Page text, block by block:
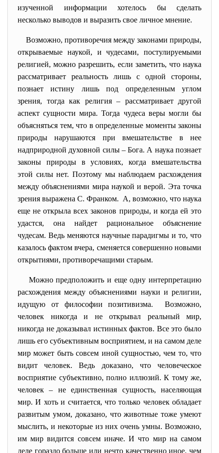
изученной информации хотелось бы сделать
несколько выводов и выразить свое личное мнение.
Возможно, противоречия между законами природы,
открываемые наукой, и чудесами, постулируемыми
религией, можно разрешить, если заметить, что наука
рассматривает реальность лишь с одной стороны,
познает истину лишь под определенным углом
зрения, тогда как религия – рассматривает другой
аспект сущности мира. Тогда чудеса веры могли бы
объясняться тем, что в определенные моменты законы
природы нарушаются при вмешательстве в нее
надприродной духовной силы – Бога. А наука познает
законы природы в условиях, когда вмешательства
этой силы нет. Поэтому мы наблюдаем расхождения
между объяснениями мира наукой и верой. Эта точка
зрения выражена С. Франком. А, возможно, что наука
еще не открыла всех законов природы, и когда ей это
удастся, она найдет рациональное объяснение
чудесам. Ведь меняются научные парадигмы и то, что
казалось фактом вчера, сменяется совершенно новыми
открытиями, противоречащими старым.
Можно предположить и еще одну интерпретацию
расхождения между объяснениями науки и религии,
идущую от философии позитивизма. Возможно,
человек никогда и не открывал реальный мир,
никогда не доказывал истинных фактов. Все это было
лишь его субъективным восприятием, и на самом деле
мир может быть совсем иной сущностью, чем то, что
видит человек. Ведь доказано, что человеческое
восприятие субъективно, полно иллюзий. К тому же,
человек – не единственная сущность, населяющая
мир. И хоть и считается, что только человек обладает
развитым умом, доказано, что животные тоже умеют
мыслить, и некоторые из них очень умны. Возможно,
им мир видится совсем иначе. И что мир на самом
деле гораздо больше или нечто качественно иное, чем